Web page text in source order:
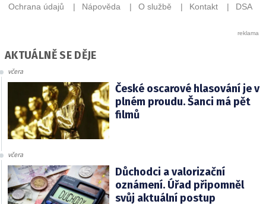
AKTUÁLNĚ SE DĚJE
včera
České oscarové hlasování je v
plném proudu. Šanci má pět
filmů
včera
Důchodci a valorizační
oznámení. Úřad připomněl
svůj aktuální postup